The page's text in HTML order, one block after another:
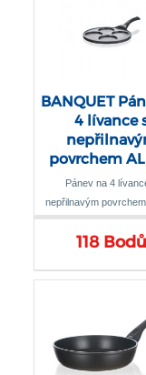
BANQUET
4 lívance
povrchem
26 cm
Pánev na 4
nepřilnavým
26 cm
118 Bodů